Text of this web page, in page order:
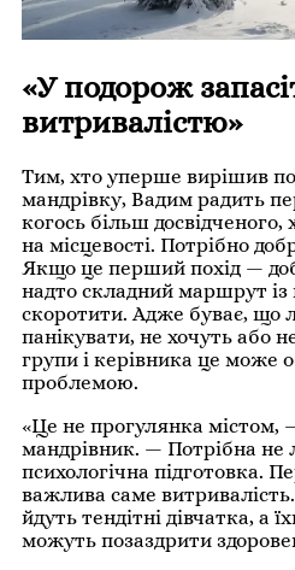
«У подорож
витривалістю»
Тим, хто уперше вирішив
мандрівку, Вадим радить
когось більш досвідченого,
на місцевості. Потрібно
Якщо це перший похід —
надто складний маршрут
скоротити. Адже буває, що
панікувати, не хочуть або
групи і керівника це може
проблемою.
«Це не прогулянка містом,
мандрівник. — Потрібна не
психологічна підготовка.
важлива саме
йдуть тендітні дівчатка, а
можуть позаздрити